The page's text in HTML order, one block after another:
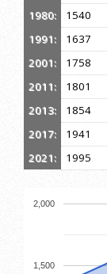
1980:
1540
1991:
1637
2001:
1758
2011:
1801
2013:
1854
2017:
1941
2021:
1995
1,500
2,000